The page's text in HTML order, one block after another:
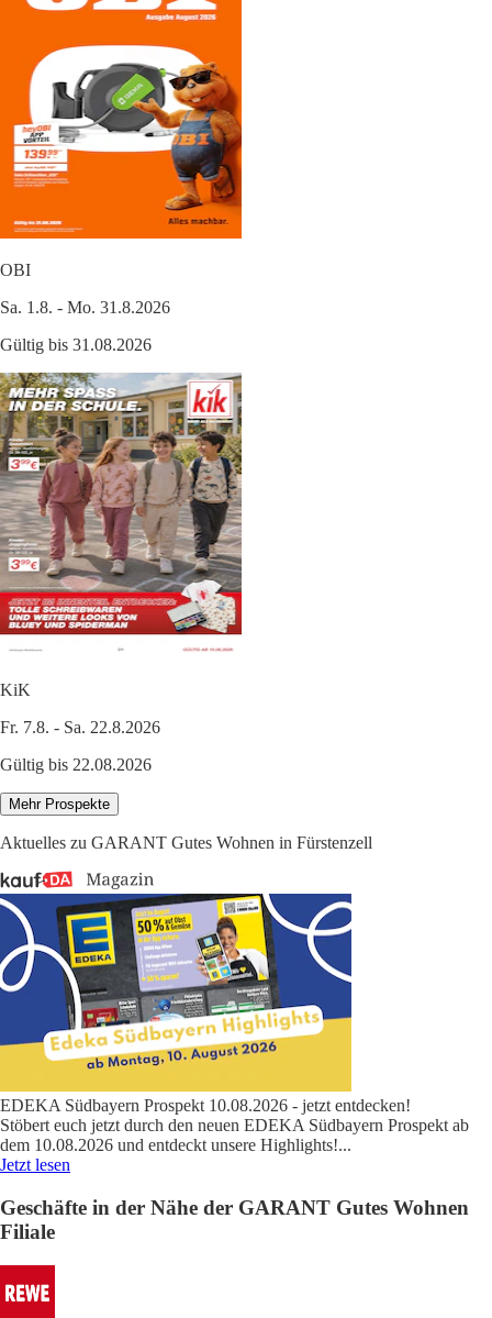
OBI
Sa. 1.8. - Mo. 31.8.2026
Gültig bis 31.08.2026
KiK
Fr. 7.8. - Sa. 22.8.2026
Gültig bis 22.08.2026
Mehr Prospekte
Aktuelles zu GARANT Gutes Wohnen in Fürstenzell
EDEKA Südbayern Prospekt 10.08.2026 - jetzt entdecken!
Stöbert euch jetzt durch den neuen EDEKA Südbayern Prospekt ab
dem 10.08.2026 und entdeckt unsere Highlights!...
Jetzt lesen
Geschäfte in der Nähe der GARANT Gutes Wohnen
Filiale